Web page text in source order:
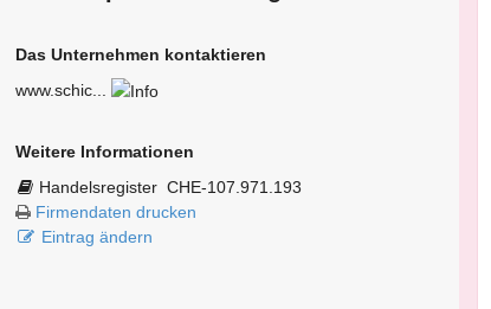
Das Unternehmen kontaktieren
www.schic...
Weitere Informationen
Handelsregister CHE-107.971.193
Firmendaten drucken
Eintrag ändern